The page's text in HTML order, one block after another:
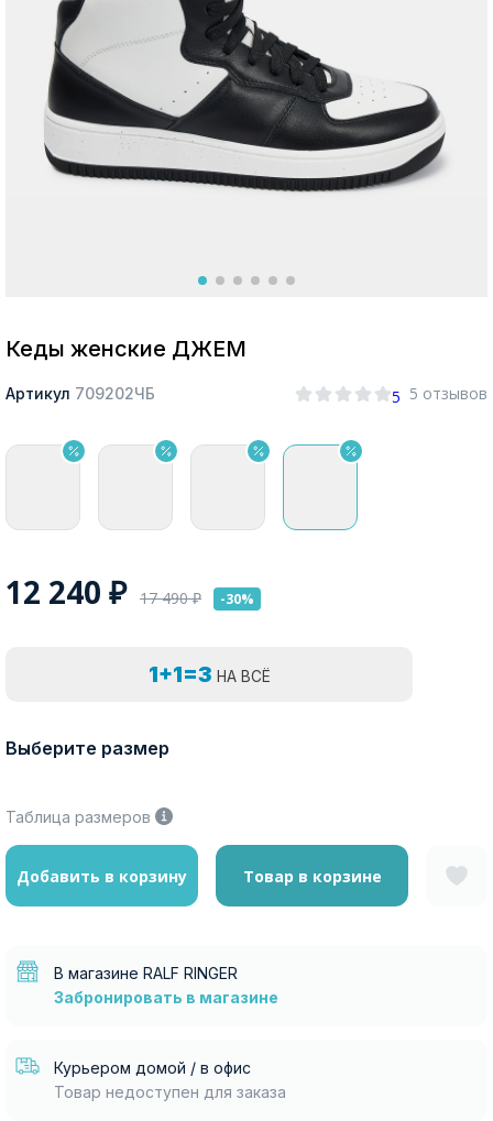
Москва
Кеды женские ДЖЕМ
Артикул 709202ЧБ 5 5 отзывов
12 240 ₽ 17 490₽ -30%
1+1=3 НА ВСЁ
Выберите размер
Таблица размеров
Добавить в корзину Товар в корзине
В магазине RALF RINGER
Забронировать в магазине
Курьером домой / в офис
Товар недоступен для заказа